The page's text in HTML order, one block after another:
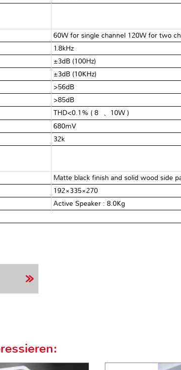
60W for single channel 120W for two
1.8kHz
±3dB (100Hz)
±3dB (10KHz)
>56dB
>85dB
THD<0.1% ( 8Ω、10W )
680mV
32kΩ
Matte black finish and solid wood side
192×335×270
Active Speaker : 8.0Kg